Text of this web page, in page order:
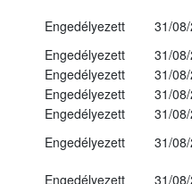
Engedélyezett
31/
Engedélyezett
31/
Engedélyezett
31/
Engedélyezett
31/
Engedélyezett
31/
Engedélyezett
31/
Engedélyezett
31/